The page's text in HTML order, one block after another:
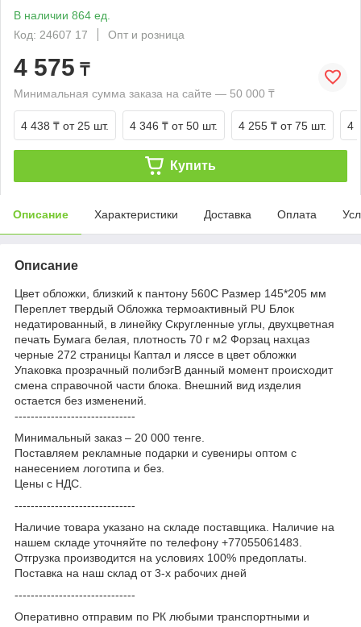
В наличии 864 ед.
Код: 24607 17
Опт и розница
4 575 ₸
Минимальная сумма заказа на сайте — 50 000 ₸
4 438 ₸ от 25 шт. 4 346 ₸ от 50 шт. 4 255 ₸ от 75 шт. 4
Купить
Описание Характеристики Доставка Оплата
Описание
Цвет обложки, близкий к пантону 560С Размер 145*205 мм
Переплет твердый Обложка термоактивный PU Блок
недатированный, в линейку Скругленные углы, двухцветная
печать Бумага белая, плотность 70 г м2 Форзац нахцаз
черные 272 страницы Каптал и ляссе в цвет обложки
Упаковка прозрачный полибэгВ данный момент происходит
смена справочной части блока. Внешний вид изделия
остается без изменений.
------------------------------
Минимальный заказ – 20 000 тенге.
Поставляем рекламные подарки и сувениры оптом с
нанесением логотипа и без.
Цены с НДС.
------------------------------
Наличие товара указано на складе поставщика. Наличие на
нашем складе уточняйте по телефону +77055061483.
Отгрузка производится на условиях 100% предоплаты.
Поставка на наш склад от 3-x рабочих дней
------------------------------
Оперативно отправим по РК любыми транспортными и